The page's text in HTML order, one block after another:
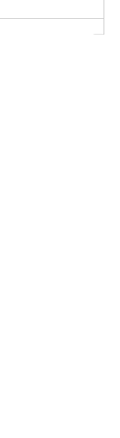
una dirección clara
qué quieres